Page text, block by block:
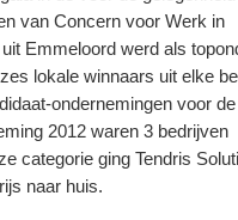
van Concern voor Werk in
Emmeloord werd als
lokale winnaars uit elke
ondernemingen voor
2012 waren 3 bedrijven
categorie ging Tendris
naar huis.